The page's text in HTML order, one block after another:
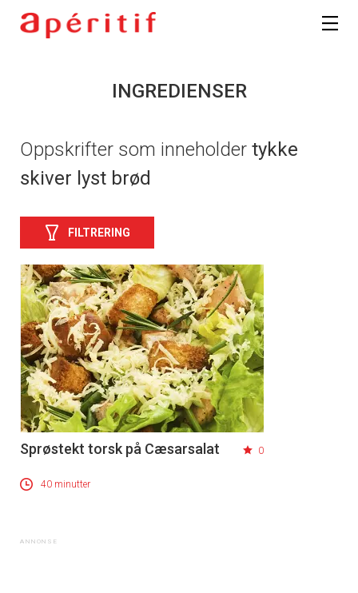
INGREDIENSER
Oppskrifter som inneholder tykke
skiver lyst brød
FILTRERING
Sprøstekt torsk på Cæsarsalat 0
40 minutter